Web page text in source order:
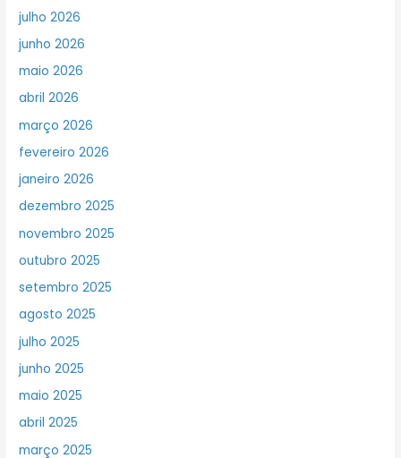
julho 2026
junho 2026
maio 2026
abril 2026
março 2026
fevereiro 2026
janeiro 2026
dezembro 2025
novembro 2025
outubro 2025
setembro 2025
agosto 2025
julho 2025
junho 2025
maio 2025
abril 2025
março 2025